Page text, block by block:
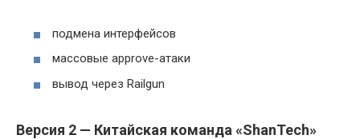
подмена интерфейсов
массовые approve-атаки
вывод через Railgun
Версия 2 — Китайская команда «ShanTech»